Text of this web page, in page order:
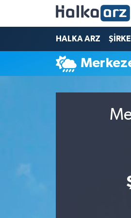
HALKA ARZ
HALKA ARZ
SERMAYE ARTIRIMI